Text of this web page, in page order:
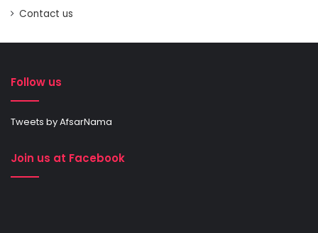
Contact us
Follow us
Tweets by AfsarNama
Join us at Facebook